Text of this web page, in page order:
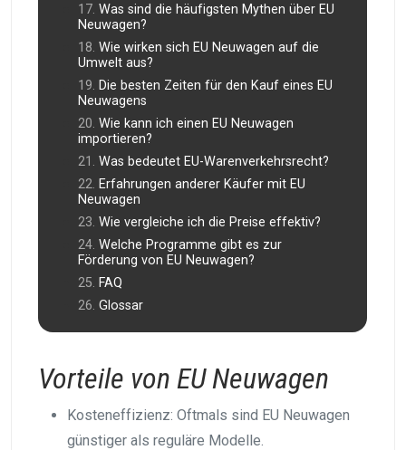
Was sind die häufigsten Mythen über EU
Neuwagen?
Wie wirken sich EU Neuwagen auf die
Umwelt aus?
Die besten Zeiten für den Kauf eines EU
Neuwagens
Wie kann ich einen EU Neuwagen
importieren?
Was bedeutet EU-Warenverkehrsrecht?
Erfahrungen anderer Käufer mit EU
Neuwagen
Wie vergleiche ich die Preise effektiv?
Welche Programme gibt es zur
Förderung von EU Neuwagen?
FAQ
Glossar
Vorteile von EU Neuwagen
Kosteneffizienz: Oftmals sind EU Neuwagen
günstiger als reguläre Modelle.